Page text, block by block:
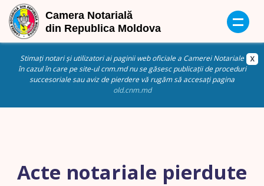
Stimați notari și utilizatori ai paginii web oficiale a Camerei Notariale
în cazul în care pe site-ul cnm.md nu se găsesc publicații de proceduri
succesoriale sau aviz de pierdere vă rugăm să accesați pagina
old.cnm.md
Acte notariale pierdute